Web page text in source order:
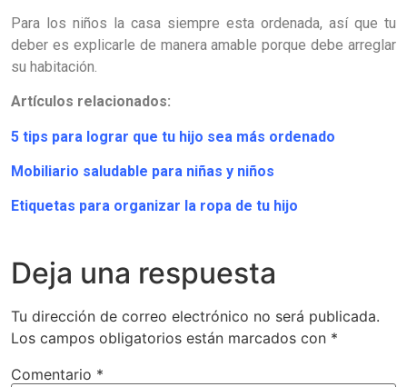
Para los niños la casa siempre esta ordenada, así que tu
deber es explicarle de manera amable porque debe arreglar
su habitación.
Artículos relacionados:
5 tips para lograr que tu hijo sea más ordenado
Mobiliario saludable para niñas y niños
Etiquetas para organizar la ropa de tu hijo
Deja una respuesta
Tu dirección de correo electrónico no será publicada.
Los campos obligatorios están marcados con *
Comentario *